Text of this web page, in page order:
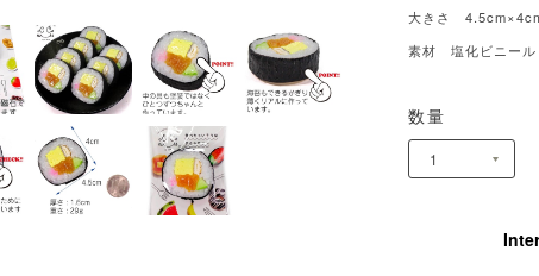
大きさ
素材 塩化ビニー
数量